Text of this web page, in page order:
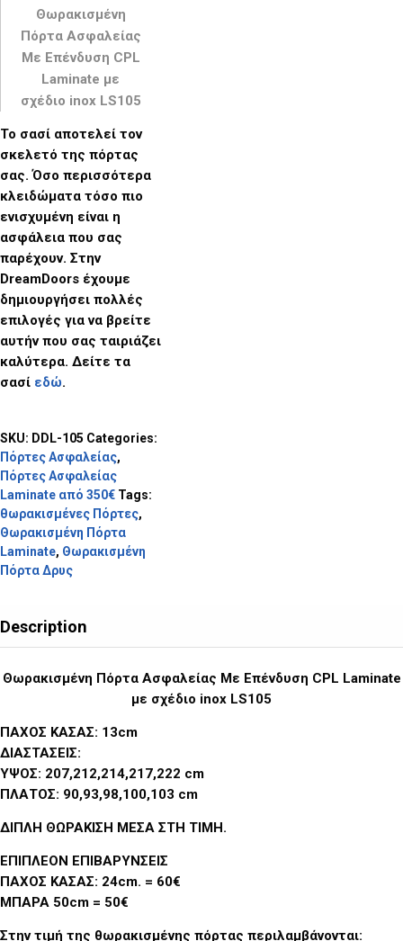
Θωρακισμένη
Πόρτα Ασφαλείας
Με Επένδυση CPL
Laminate με
σχέδιο inox LS105
Το σασί αποτελεί τον
σκελετό της πόρτας
σας. Όσο περισσότερα
κλειδώματα τόσο πιο
ενισχυμένη είναι η
ασφάλεια που σας
παρέχουν. Στην
DreamDoors έχουμε
δημιουργήσει πολλές
επιλογές για να βρείτε
αυτήν που σας ταιριάζει
καλύτερα. Δείτε τα
σασί εδώ.
SKU: DDL-105 Categories:
Πόρτες Ασφαλείας,
Πόρτες Ασφαλείας
Laminate από 350€ Tags:
θωρακισμένες Πόρτες,
Θωρακισμένη Πόρτα
Laminate, Θωρακισμένη
Πόρτα Δρυς
Description
Θωρακισμένη Πόρτα Ασφαλείας Με Επένδυση CPL Laminate
με σχέδιο inox LS105
ΠΑΧΟΣ ΚΑΣΑΣ: 13cm
ΔΙΑΣΤΑΣΕΙΣ:
ΥΨΟΣ: 207,212,214,217,222 cm
ΠΛΑΤΟΣ: 90,93,98,100,103 cm
ΔΙΠΛΗ ΘΩΡΑΚΙΣΗ ΜΕΣΑ ΣΤΗ ΤΙΜΗ.
ΕΠΙΠΛΕΟΝ ΕΠΙΒΑΡΥΝΣΕΙΣ
ΠΑΧΟΣ ΚΑΣΑΣ: 24cm. = 60€
ΜΠΑΡΑ 50cm = 50€
Στην τιμή της θωρακισμένης πόρτας περιλαμβάνονται: